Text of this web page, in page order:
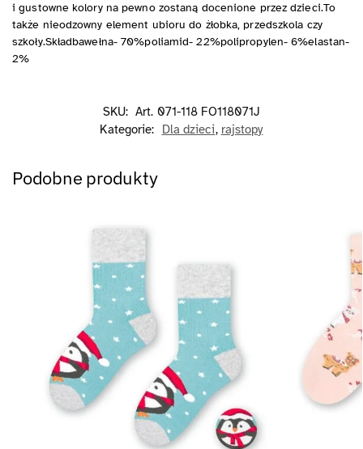
i gustowne kolory na pewno zostaną docenione przez dzieci.To
także nieodzowny element ubioru do żłobka, przedszkola czy
szkoły.Składbawełna- 70%poliamid- 22%polipropylen- 6%elastan-
2%
SKU: Art. 071-118 FO118071J
Kategorie:
Dla dzieci, rajstopy
Podobne produkty